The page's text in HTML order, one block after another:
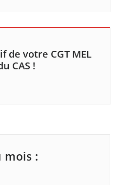
de votre CGT MEL
CAS !
mois :